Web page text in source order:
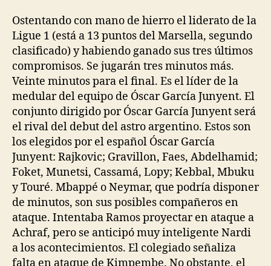
Ostentando con mano de hierro el liderato de la
Ligue 1 (está a 13 puntos del Marsella, segundo
clasificado) y habiendo ganado sus tres últimos
compromisos. Se jugarán tres minutos más.
Veinte minutos para el final. Es el líder de la
medular del equipo de Óscar García Junyent. El
conjunto dirigido por Óscar García Junyent será
el rival del debut del astro argentino. Estos son
los elegidos por el español Óscar García
Junyent: Rajkovic; Gravillon, Faes, Abdelhamid;
Foket, Munetsi, Cassamá, Lopy; Kebbal, Mbuku
y Touré. Mbappé o Neymar, que podría disponer
de minutos, son sus posibles compañeros en
ataque. Intentaba Ramos proyectar en ataque a
Achraf, pero se anticipó muy inteligente Nardi
a los acontecimientos. El colegiado señaliza